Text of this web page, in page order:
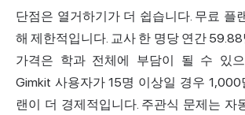
단점은 열거하기가 더 쉽습니다. 무료 플
해 제한적입니다. 교사 한 명당 연간
가격은 학과 전체에 부담이 될 수 있
Gimkit 사용자가 15명 이상일 경우 1,000
랜이 더 경제적입니다. 주관식 문제는 자